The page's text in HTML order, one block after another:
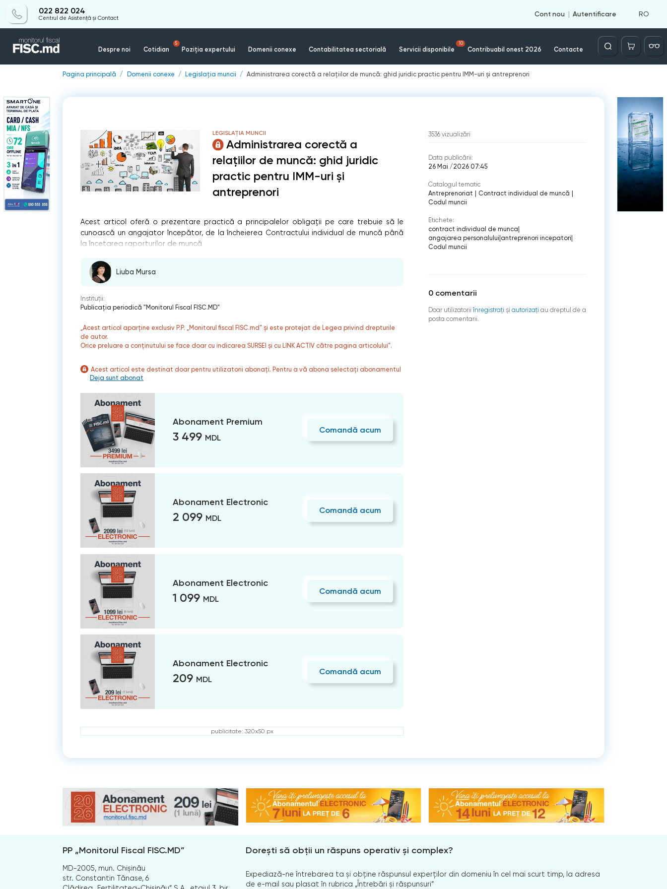
022 822 024
Centrul de Asistență și Contact
Cont nou Autentificare RO
Despre noi Cotidian
5
Poziția expertului Domenii conexe Contabilitatea sectorială Servicii disponibile
10
Contribuabil onest 2026 Contacte
Căutare
Pagina principală Domenii conexe Legislația muncii Administrarea corectă a relațiilor de muncă: ghid juridic practic pentru IMM-uri și antreprenori
LEGISLAȚIA MUNCII
Administrarea corectă a
relațiilor de muncă: ghid juridic
practic pentru IMM-uri și
antreprenori
Acest articol oferă o prezentare practică a principalelor obligații pe care trebuie să le
cunoască un angajator începător, de la încheierea Contractului individual de muncă până
la încetarea raporturilor de muncă
Liuba Mursa
Instituții:
Publicaţia periodică "Monitorul Fiscal FISC.MD"
„Acest articol aparține exclusiv P.P. „Monitorul fiscal FISC.md” și este protejat de Legea privind drepturile
de autor.
Orice preluare a conținutului se face doar cu indicarea SURSEI și cu LINK ACTIV către pagina articolului”.
Acest articol este destinat doar pentru utilizatorii abonați. Pentru a vă abona selectați abonamentul
Deja sunt abonat
Abonament Premium
3 499 MDL
Comandă acum
Abonament Electronic
2 099 MDL
Comandă acum
Abonament Electronic
1 099 MDL
Comandă acum
Abonament Electronic
209 MDL
Comandă acum
publicitate: 320x50 px
3536 vizualizări
Data publicării:
26 Mai /2026 07:45
Catalogul tematic
Antreprenoriat
Contract individual de muncă
Codul muncii
Etichete:
contract individual de munca
angajarea personalului antreprenori incepatori
Codul muncii
0 comentarii
Doar utilizatorii înregistraţi şi autorizați au dreptul de a
posta comentarii.
PP „Monitorul Fiscal FISC.MD”
MD-2005, mun. Chișinău
str. Constantin Tănase, 6
Dorești să obții un răspuns operativ și complex?
Expediază-ne întrebarea ta și obține răspunsul experților din domeniu în cel mai scurt timp, la adresa
de e-mail sau plasat în rubrica „Întrebări și răspunsuri”